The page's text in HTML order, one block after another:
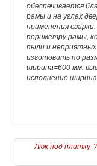
обеспечивается
рамы и на углах
применения
периметру рамы,
пыли и
изготовить по
ширина=600 мм.
исполнение
Люк под плитку